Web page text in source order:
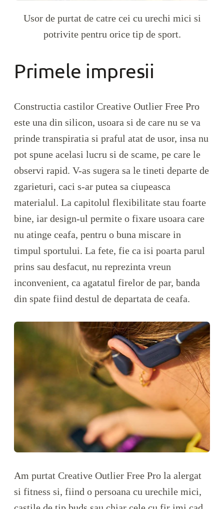
Usor de purtat de catre cei cu urechi mici si
potrivite pentru orice tip de sport.
Primele impresii
Constructia castilor Creative Outlier Free Pro
este una din silicon, usoara si de care nu se va
prinde transpiratia si praful atat de usor, insa nu
pot spune acelasi lucru si de scame, pe care le
observi rapid. V-as sugera sa le tineti departe de
zgarieturi, caci s-ar putea sa ciupeasca
materialul. La capitolul flexibilitate stau foarte
bine, iar design-ul permite o fixare usoara care
nu atinge ceafa, pentru o buna miscare in
timpul sportului. La fete, fie ca isi poarta parul
prins sau desfacut, nu reprezinta vreun
inconvenient, ca agatatul firelor de par, banda
din spate fiind destul de departata de ceafa.
Am purtat Creative Outlier Free Pro la alergat
si fitness si, fiind o persoana cu urechile mici,